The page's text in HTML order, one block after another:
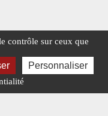
contrôle sur ceux que
Personnaliser